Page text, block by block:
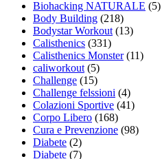
Biohacking NATURALE (5)
Body Building (218)
Bodystar Workout(13)
Calisthenics (331)
Calisthenics Monster(11)
caliworkout(5)
Challenge (15)
Challenge felssioni (4)
Colazioni Sportive (41)
Corpo Libero (168)
Cura e Prevenzione (98)
Diabete (2)
Diabete (7)